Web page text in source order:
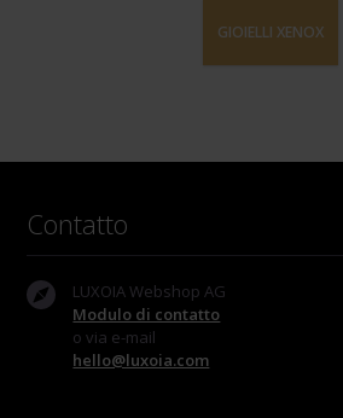
GIOIELLI XENOX
Contatto
LUXOIA Webshop AG
Modulo di contatto
o via e-mail
hello@luxoia.com